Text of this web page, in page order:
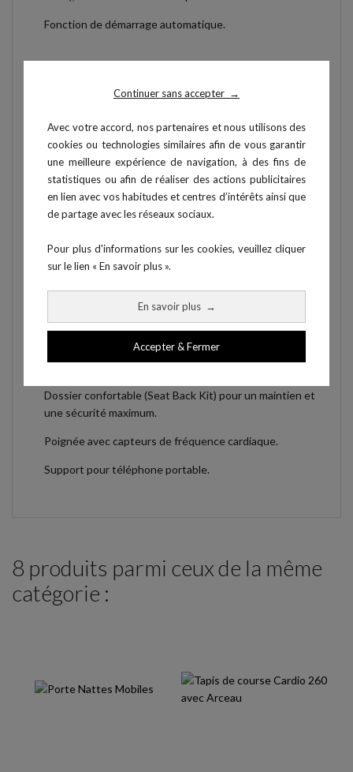
Continuer sans accepter →
Avec votre accord, nos partenaires et nous utilisons des
cookies ou technologies similaires afin de vous garantir
une meilleure expérience de navigation, à des fins de
statistiques ou afin de réaliser des actions publicitaires
en lien avec vos habitudes et centres d’intérêts ainsi que
de partage avec les réseaux sociaux.
Pour plus d'informations sur les cookies, veuillez cliquer
sur le lien « En savoir plus ».
En savoir plus →
Accepter & Fermer
Fonction de démarrage automatique.
Rails en aluminium pour diminuer les frictions et
favoriser le glissement du siège.
Cale-pieds confortables, réglables et ajustables avec
une zone d’appui pour les talons.
réduire les contraintes sur les poignets et les avants
bras.
Système actif et dynamique d’enroulement de la sangle
adaptable à la fréquence de rame.
OPTIONS :
Dossier confortable (Seat Back Kit) pour un maintien et
une sécurité maximum.
Poignée avec capteurs de fréquence cardiaque.
Support pour téléphone portable.
8 produits parmi ceux de la même
catégorie :